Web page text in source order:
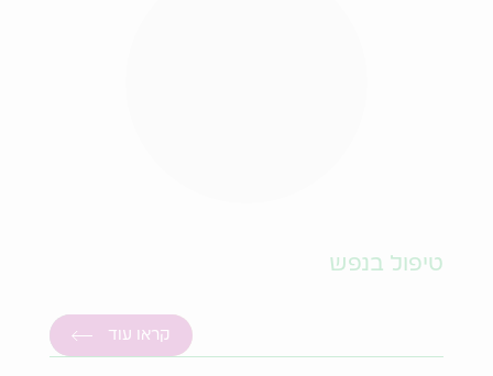
טיפול בנפש
קראו עוד